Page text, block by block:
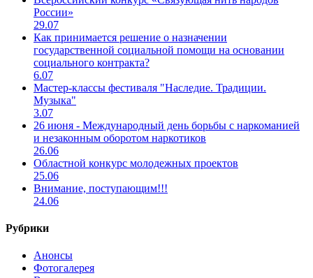
России»
29.07
Как принимается решение о назначении
государственной социальной помощи на основании
социального контракта?
6.07
Мастер-классы фестиваля "Наследие. Традиции.
Музыка"
3.07
26 июня - Международный день борьбы с наркоманией
и незаконным оборотом наркотиков
26.06
Областной конкурс молодежных проектов
25.06
Внимание, поступающим!!!
24.06
Рубрики
Анонсы
Фотогалерея